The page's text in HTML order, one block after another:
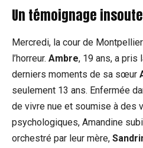
Un témoignage
Mercredi, la cour de
l’horreur. Ambre, 19 ans, a pris
derniers moments de sa sœur
seulement 13 ans. Enfermée
de vivre nue et soumise à des
psychologiques, Amandine
orchestré par leur mère,